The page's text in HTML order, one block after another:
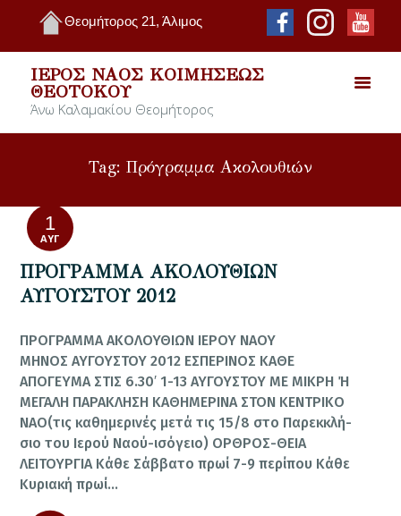
Θεομήτορος 21, Άλιμος
ΙΕΡΌΣ ΝΑΌΣ ΚΟΙΜΉΣΕΩΣ
ΘΕΟΤΌΚΟΥ
Άνω Καλαμακίου Θεομήτορος
Tag: Πρόγραμμα Ακολουθιών
1
ΑΥΓ
ΠΡΟΓΡΑΜΜΑ ΑΚΟΛΟΥΘΙΩΝ
ΑΥΓΟΥΣΤΟΥ 2012
ΠΡΟΓΡΑΜΜΑ ΑΚΟΛΟΥΘΙΩΝ ΙΕΡΟΥ ΝΑΟΥ
ΜΗΝΟΣ ΑΥΓΟΥΣΤΟΥ 2012 ΕΣΠΕΡΙΝΟΣ ΚΑΘΕ
ΑΠΟΓΕΥΜΑ ΣΤΙΣ 6.30′ 1-13 ΑΥΓΟΥΣΤΟΥ ΜΕ ΜΙΚΡΗ Ή
ΜΕΓΑΛΗ ΠΑΡΑΚΛΗΣΗ ΚΑΘΗΜΕΡΙΝΑ ΣΤΟΝ ΚΕΝΤΡΙΚΟ
ΝΑΟ(τις κα­θη­με­ρι­νές μετά τις 15/8 στο Πα­ρεκ­κλή­
σιο του Ι­ε­ρού Να­ού-ι­σό­γει­ο) ΟΡΘΡΟΣ-ΘΕΙΑ
ΛΕΙΤΟΥΡΓΙΑ Κά­θε Σάβ­βα­το πρω­ί 7-9 πε­ρί­που Κά­θε
Κυ­ρια­κή πρω­ί…